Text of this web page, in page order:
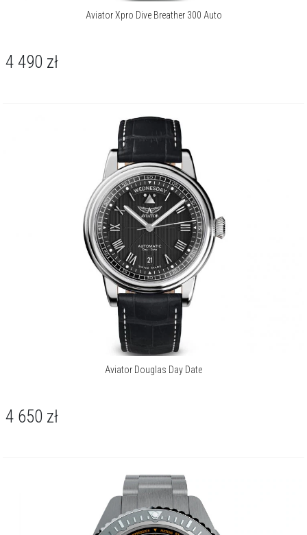
Aviator Xpro Dive Breather 300 Auto
4 490 zł
Aviator Douglas Day Date
4 650 zł